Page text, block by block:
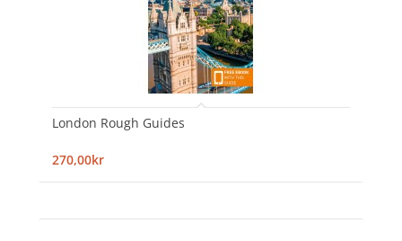
London Rough Guides
270,00kr